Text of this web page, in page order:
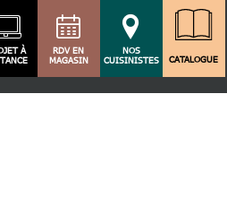
À
RDV EN
MAGASIN
NOS
CUISINISTES
CATALOGUE